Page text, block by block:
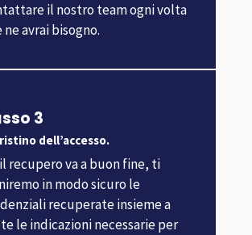
il nostro team ogni volta
ne avrai bisogno.
3
dell’accesso.
recupero va a buon fine, ti
in modo sicuro le
recuperate insieme a
le indicazioni necessarie per